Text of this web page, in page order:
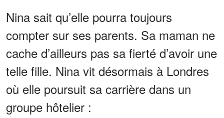
Nina sait qu’elle pourra toujours
compter sur ses parents. Sa maman ne
cache d’ailleurs pas sa fierté d’avoir une
telle fille. Nina vit désormais à Londres
où elle poursuit sa carrière dans un
groupe hôtelier :